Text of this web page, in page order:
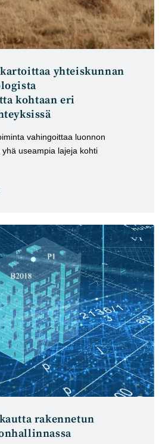
yhteiskunnan
kohtaan eri
vahingoittaa luonnon
useampia lajeja kohti
rakennetun